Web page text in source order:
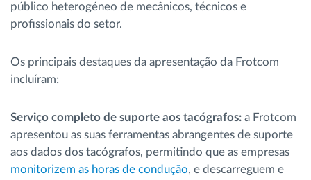
público heterogéneo de mecânicos, técnicos e
profissionais do setor.
Os principais destaques da apresentação da Frotcom
incluíram:
Serviço completo de suporte aos tacógrafos: a Frotcom
apresentou as suas ferramentas abrangentes de suporte
aos dados dos tacógrafos, permitindo que as empresas
monitorizem as horas de condução, e descarreguem e